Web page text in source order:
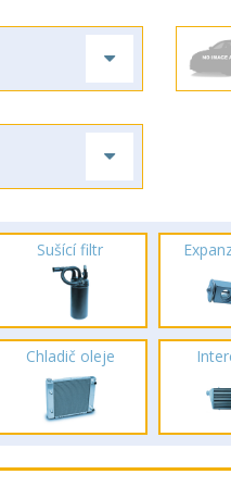
Sušící filtr
Chladič oleje